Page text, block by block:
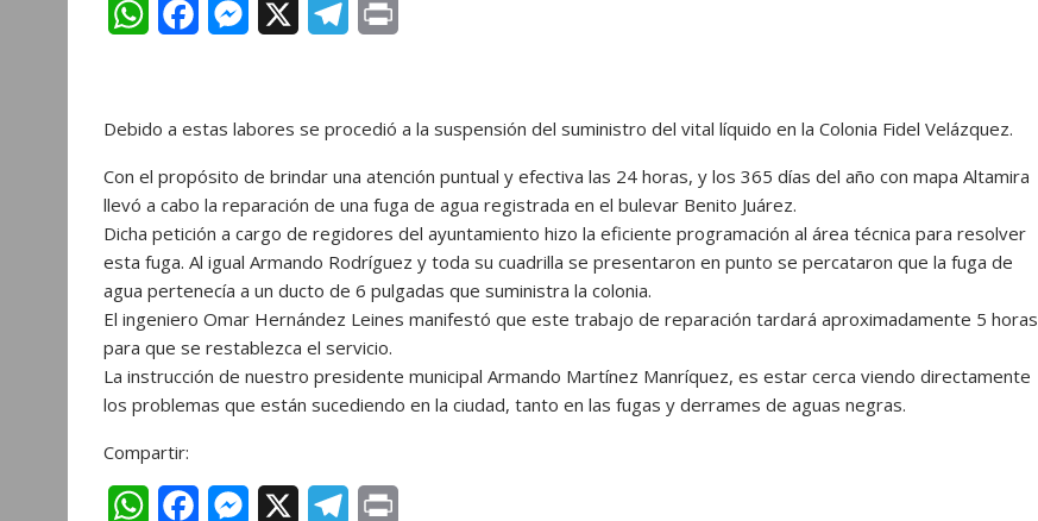
W
t
s
A
p
p
e
b
o
o
k
s
e
n
g
e
r
e
g
r
a
m
n
t
Debido a estas labores se procedió a la suspensión del suministro del vital líquido en la Colonia Fidel Velázquez.
Con el propósito de brindar una atención puntual y efectiva las 24 horas, y los 365 días del año con mapa Altamira
llevó a cabo la reparación de una fuga de agua registrada en el bulevar Benito Juárez.
Dicha petición a cargo de regidores del ayuntamiento hizo la eficiente programación al área técnica para resolver
esta fuga. Al igual Armando Rodríguez y toda su cuadrilla se presentaron en punto se percataron que la fuga de
agua pertenecía a un ducto de 6 pulgadas que suministra la colonia.
El ingeniero Omar Hernández Leines manifestó que este trabajo de reparación tardará aproximadamente 5 horas
para que se restablezca el servicio.
La instrucción de nuestro presidente municipal Armando Martínez Manríquez, es estar cerca viendo directamente
los problemas que están sucediendo en la ciudad, tanto en las fugas y derrames de aguas negras.
Compartir:
W